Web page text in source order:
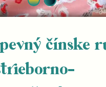
čínske